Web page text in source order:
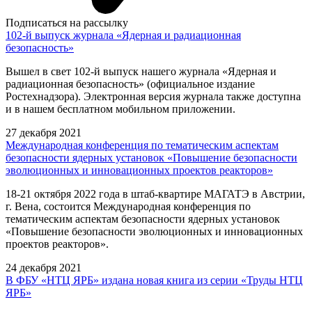
Подписаться на рассылку
102-й выпуск журнала «Ядерная и радиационная
безопасность»
Вышел в свет 102-й выпуск нашего журнала «Ядерная и
радиационная безопасность» (официальное издание
Ростехнадзора). Электронная версия журнала также доступна
и в нашем бесплатном мобильном приложении.
27 декабря 2021
Международная конференция по тематическим аспектам
безопасности ядерных установок «Повышение безопасности
эволюционных и инновационных проектов реакторов»
18-21 октября 2022 года в штаб-квартире МАГАТЭ в Австрии,
г. Вена, состоится Международная конференция по
тематическим аспектам безопасности ядерных установок
«Повышение безопасности эволюционных и инновационных
проектов реакторов».
24 декабря 2021
В ФБУ «НТЦ ЯРБ» издана новая книга из серии «Труды НТЦ
ЯРБ»